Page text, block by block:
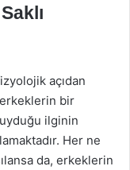
açıdan
bir
ilginin
Her ne
da, erkeklerin